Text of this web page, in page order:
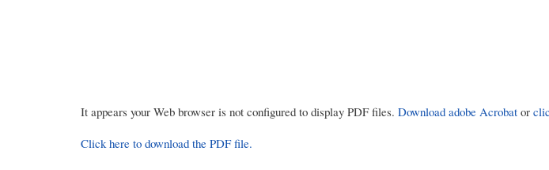
It appears your Web browser is not configured to display PDF files. Download adobe Acrobat or
Click here to download the PDF file.